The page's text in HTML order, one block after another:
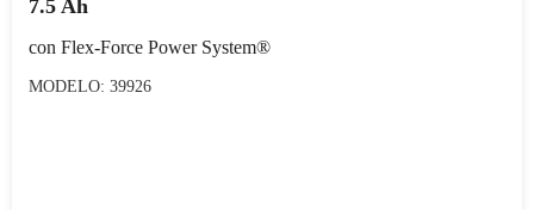
7.5 Ah
con Flex-Force Power System®
MODELO: 39926